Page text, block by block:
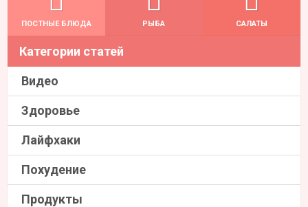
ПОСТНЫЕ БЛЮДА РЫБА САЛАТЫ
Категории статей
Видео
Здоровье
Лайфхаки
Похудение
Продукты